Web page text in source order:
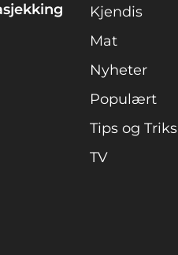
Kjendis
Mat
Nyheter
Populært
Tips og Triks
TV